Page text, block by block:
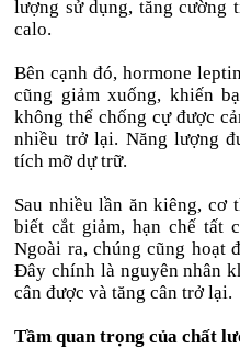
lượng sử dụng, tăng cường
calo.
Bên cạnh đó, hormone
cũng giảm xuống, khiến
không thể chống cự được
nhiều trở lại. Năng lượng
tích mỡ dự trữ.
Sau nhiều lần ăn kiêng, cơ
biết cắt giảm, hạn chế tất
Ngoài ra, chúng cũng hoạt
Đây chính là nguyên nhân
cân được và tăng cân trở lại.
Tầm quan trọng của chất